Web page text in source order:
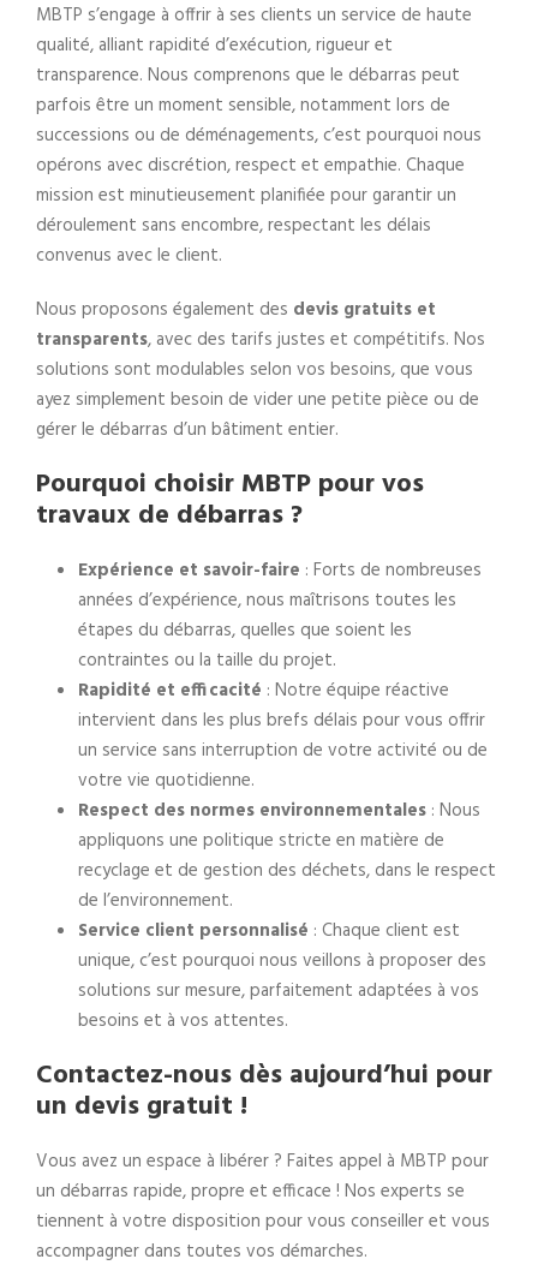
MBTP s’engage à offrir à ses clients un service de haute
qualité, alliant rapidité d’exécution, rigueur et
transparence. Nous comprenons que le débarras peut
parfois être un moment sensible, notamment lors de
successions ou de déménagements, c’est pourquoi nous
opérons avec discrétion, respect et empathie. Chaque
mission est minutieusement planifiée pour garantir un
déroulement sans encombre, respectant les délais
convenus avec le client.
Nous proposons également des devis gratuits et
transparents, avec des tarifs justes et compétitifs. Nos
solutions sont modulables selon vos besoins, que vous
ayez simplement besoin de vider une petite pièce ou de
gérer le débarras d’un bâtiment entier.
Pourquoi choisir MBTP pour vos
travaux de débarras ?
Expérience et savoir-faire : Forts de nombreuses
années d’expérience, nous maîtrisons toutes les
étapes du débarras, quelles que soient les
contraintes ou la taille du projet.
Rapidité et efficacité : Notre équipe réactive
intervient dans les plus brefs délais pour vous offrir
un service sans interruption de votre activité ou de
votre vie quotidienne.
Respect des normes environnementales : Nous
appliquons une politique stricte en matière de
recyclage et de gestion des déchets, dans le respect
de l’environnement.
Service client personnalisé : Chaque client est
unique, c’est pourquoi nous veillons à proposer des
solutions sur mesure, parfaitement adaptées à vos
besoins et à vos attentes.
Contactez-nous dès aujourd’hui pour
un devis gratuit !
Vous avez un espace à libérer ? Faites appel à MBTP pour
un débarras rapide, propre et efficace ! Nos experts se
tiennent à votre disposition pour vous conseiller et vous
accompagner dans toutes vos démarches.